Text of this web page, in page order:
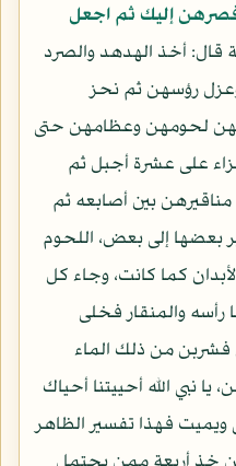
إليك ثم اجعل
قال: أخذ الهدهد والصرد
رؤسهن ثم نحز
المنحاز ( 27 ) بريشهن لحومهن وعظامهن حتى
على عشرة أجبل ثم
بين أصابعه ثم
بعضها إلى بعض، اللحوم
كما كانت، وجاء كل
رأسه والمنقار فخلى
من ذلك الماء
نبي الله أحييتنا أحياك
ويميت فهذا تفسير الظاهر